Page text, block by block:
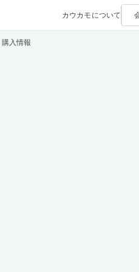
カウカモについて
入情報